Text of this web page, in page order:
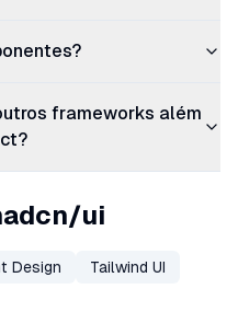
frameworks além
ui
Design
Tailwind UI